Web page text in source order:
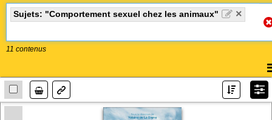
Sujets: "Comportement sexuel chez les animaux" ×
11 contenus
Lien